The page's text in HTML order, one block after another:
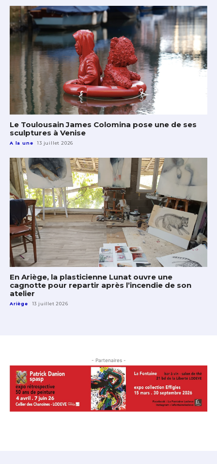
Le Toulousain James Colomina pose une de ses
sculptures à Venise
A la une 13 juillet 2026
En Ariège, la plasticienne Lunat ouvre une
cagnotte pour repartir après l’incendie de son
atelier
Ariège 13 juillet 2026
- Partenaires -